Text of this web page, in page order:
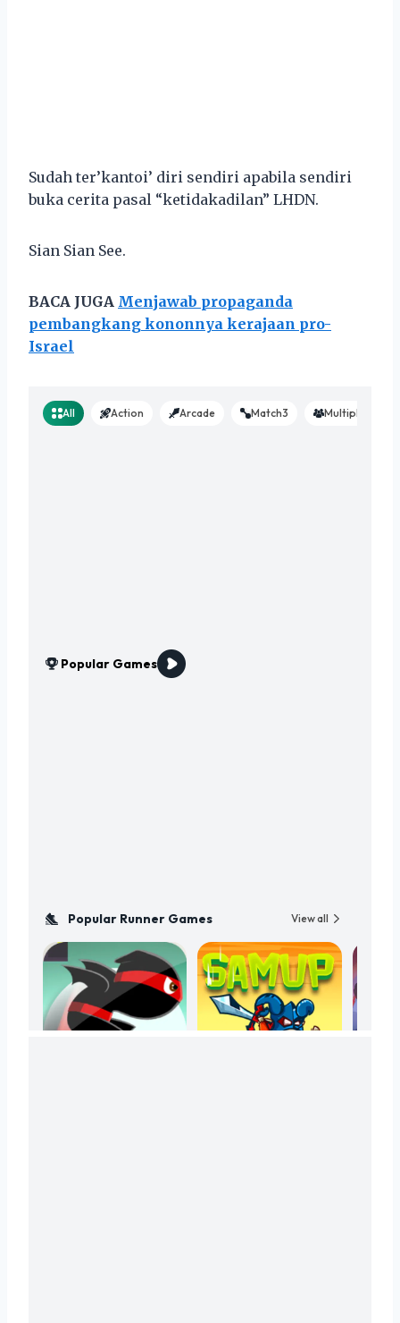
Sudah ter’kantoi’ diri sendiri apabila sendiri
buka cerita pasal “ketidakadilan” LHDN.
Sian Sian See.
BACA JUGA Menjawab propaganda
pembangkang kononnya kerajaan pro-
Israel